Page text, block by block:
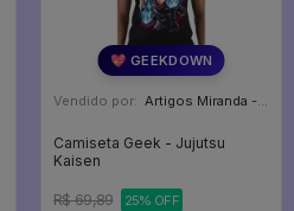
💖 GEEKDOWN
Vendido por: Artigos Miranda - RJ
Camiseta Geek - Jujutsu
Kaisen
R$ 69,89 25% OFF